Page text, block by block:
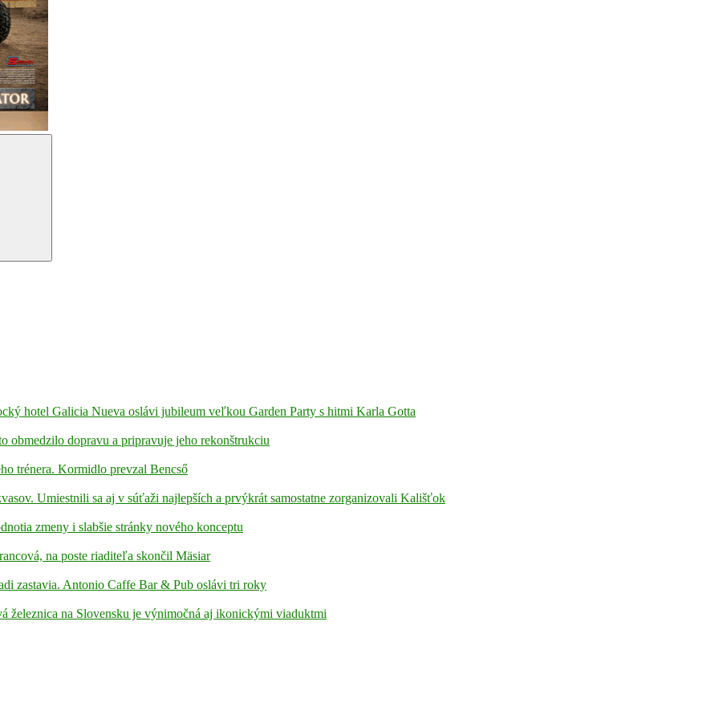
hotel Galicia Nueva oslávi jubileum veľkou Garden Party s hitmi Karla Gotta
obmedzilo dopravu a pripravuje jeho rekonštrukciu
trénera. Kormidlo prevzal Bencső
Umiestnili sa aj v súťaži najlepších a prvýkrát samostatne zorganizovali Kališťok
zmeny i slabšie stránky nového konceptu
na poste riaditeľa skončil Mäsiar
zastavia. Antonio Caffe Bar & Pub oslávi tri roky
železnica na Slovensku je výnimočná aj ikonickými viaduktmi